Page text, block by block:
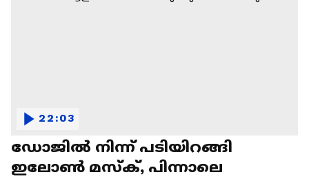
ഡോജിൽ നിന്ന് പടിയിറങ്ങി
ഇലോൺ മസ്ക്, പിന്നാലെ
22:03